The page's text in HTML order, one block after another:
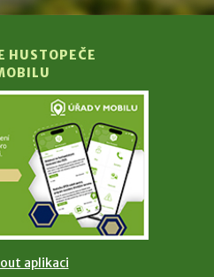
HUSTOPEČE
aplikaci